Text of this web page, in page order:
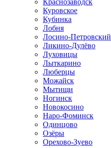
Краснозаводск
Куровское
Кубинка
Лобня
Лосино-Петровский
Ликино-Дулёво
Луховицы
Лыткарино
Люберцы
Можайск
Мытищи
Ногинск
Новокосино
Наро-Фоминск
Одинцово
Озёры
Орехово-Зуево